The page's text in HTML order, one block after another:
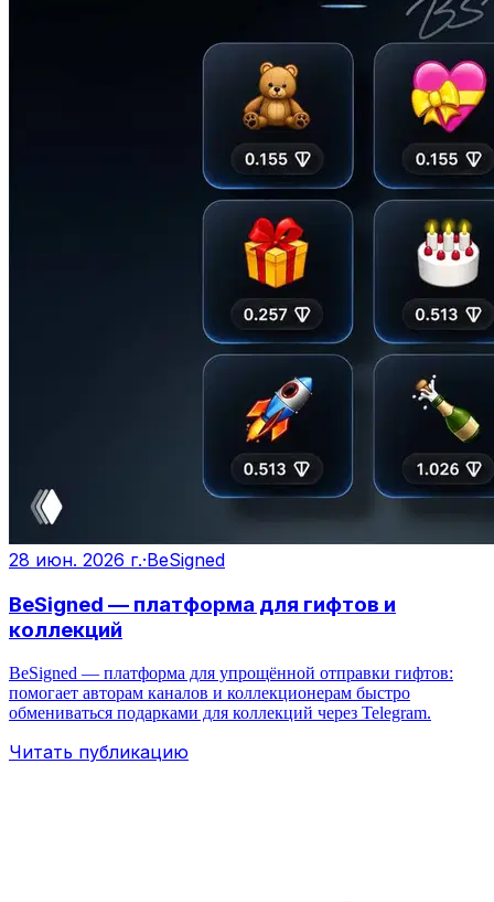
28 июн. 2026 г.·BeSigned
BeSigned — платформа для гифтов и
коллекций
BeSigned — платформа для упрощённой отправки гифтов:
помогает авторам каналов и коллекционерам быстро
обмениваться подарками для коллекций через Telegram.
Читать публикацию